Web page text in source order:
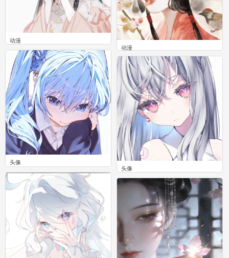
动漫
0 动漫
0
头像
0
头像
0